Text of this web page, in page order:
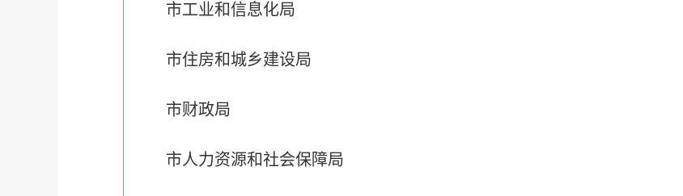
市工业和信息化局
市住房和城乡建设局
市财政局
市人力资源和社会保障局